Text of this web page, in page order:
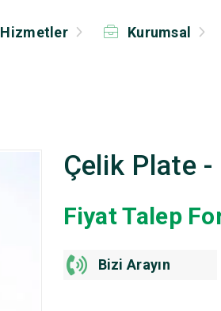
Hizmetler Kurumsal
Çelik Plate
Fiyat Talep
Bizi Arayın